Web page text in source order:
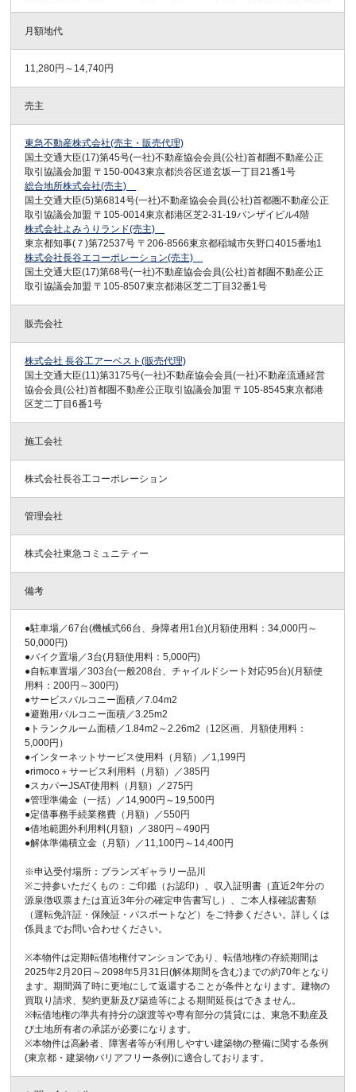
月額地代
11,280円～14,740円
売主
東急不動産株式会社(売主・販売代理)
国土交通大臣(17)第45号(一社)不動産協会会員(公社)首都圏不動産公正
取引協議会加盟 〒150-0043東京都渋谷区道玄坂一丁目21番1号
総合地所株式会社(売主)
国土交通大臣(5)第6814号(一社)不動産協会会員(公社)首都圏不動産公正
取引協議会加盟 〒105-0014東京都港区芝2-31-19バンザイビル4階
株式会社よみうりランド(売主)
東京都知事(７)第72537号 〒206-8566東京都稲城市矢野口4015番地1
株式会社長谷エコーポレーション(売主)
国土交通大臣(17)第68号(一社)不動産協会会員(公社)首都圏不動産公正
取引協議会加盟 〒105-8507東京都港区芝二丁目32番1号
販売会社
株式会社 長谷工アーベスト(販売代理)
国土交通大臣(11)第3175号(一社)不動産協会会員(一社)不動産流通経営
協会会員(公社)首都圏不動産公正取引協議会加盟 〒105-8545東京都港
区芝二丁目6番1号
施工会社
株式会社長谷工コーポレーション
管理会社
株式会社東急コミュニティー
備考
●駐車場／67台(機械式66台、身障者用1台)(月額使用料：34,000円～
50,000円)
●バイク置場／3台(月額使用料：5,000円)
●自転車置場／303台(一般208台、チャイルドシート対応95台)(月額使
用料：200円～300円)
●サービスバルコニー面積／7.04m2
●避難用バルコニー面積／3.25m2
●トランクルーム面積／1.84m2～2.26m2（12区画、月額使用料：
5,000円）
●インターネットサービス使用料（月額）／1,199円
●rimoco＋サービス利用料（月額）／385円
●スカパーJSAT使用料（月額）／275円
●管理準備金（一括）／14,900円～19,500円
●定借事務手続業務費（月額）／550円
●借地範囲外利用料(月額）／380円～490円
●解体準備積立金（月額）／11,100円～14,400円
※申込受付場所：ブランズギャラリー品川
※ご持参いただくもの：ご印鑑（お認印）、収入証明書（直近2年分の
源泉徴収票または直近3年分の確定申告書写し）、ご本人様確認書類
（運転免許証・保険証・パスポートなど）をご持参ください。詳しくは
係員までお問い合わせください。
※本物件は定期転借地権付マンションであり、転借地権の存続期間は
2025年2月20日～2098年5月31日(解体期間を含む)までの約70年となり
ます。期間満了時に更地にして返還することが条件となります。建物の
買取り請求、契約更新及び築造等による期間延長はできません。
※転借地権の準共有持分の譲渡等や専有部分の賃貸には、東急不動産及
び土地所有者の承諾が必要になります。
※本物件は高齢者、障害者等が利用しやすい建築物の整備に関する条例
(東京都・建築物バリアフリー条例)に適合しております。